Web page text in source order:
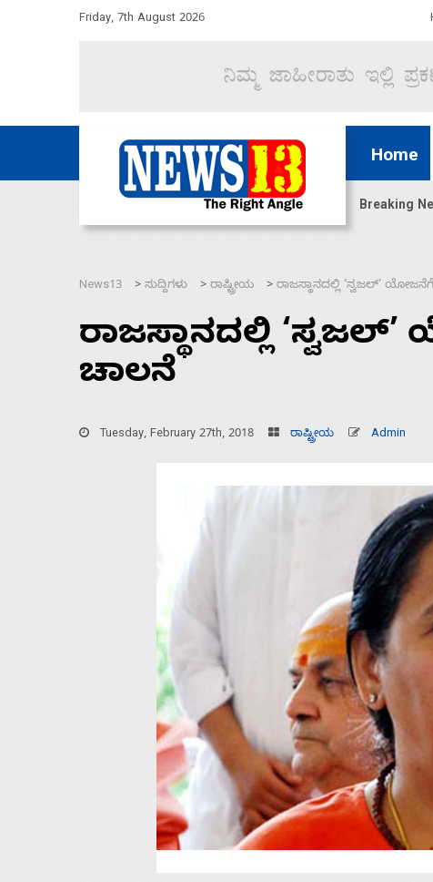
Friday, 7th August 2026
Home
Breaking
ಸದನ ನಡೆಸಲು ಬಿಡೆವು: ಛಲವಾದಿ ನಾರಾಯಣಸ್ವಾಮಿ
News13 > ಸುದ್ದಿಗಳು > ರಾಷ್ಟ್ರೀಯ > ರಾಜಸ್ಥಾನದಲ್ಲಿ ‘ಸ್ವಜಲ್’
ರಾಜಸ್ಥಾನದಲ್ಲಿ
ಚಾಲನೆ
Tuesday, February 27th, 2018 ರಾಷ್ಟ್ರೀಯ Admin